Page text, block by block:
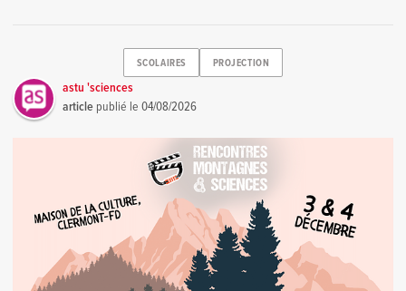
SCOLAIRES PROJECTION
astu 'sciences
article publié le04/08/2026